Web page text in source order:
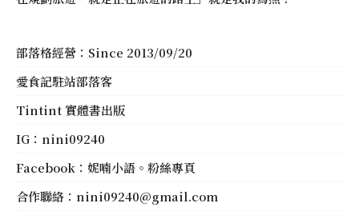
部落格經營：Since 2013/09/20
愛食記駐站部落客
Tintint 實體書出版
IG： nini09240
Facebook： 妮喃小語。粉絲專頁
合作聯絡： nini09240@gmail.com